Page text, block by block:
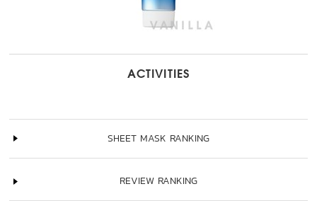
ACTIVITIES
SHEET MASK RANKING
REVIEW RANKING